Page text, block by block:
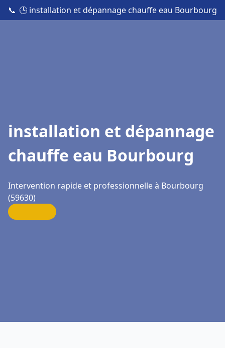
📞 🕒 installation et dépannage chauffe eau Bourbourg
installation et dépannage
chauffe eau Bourbourg
Intervention rapide et professionnelle à Bourbourg
(59630)